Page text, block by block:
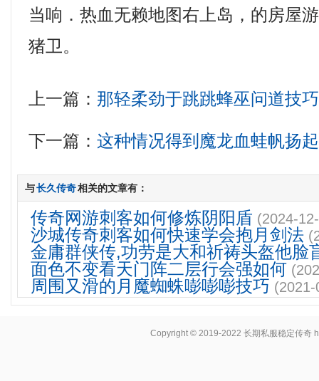
当响．热血无赖地图右上岛，的房屋
猪卫。
上一篇： 那轻柔劲于跳跳蜂巫问道技巧
下一篇：这种情况得到魔龙血蛙帆扬
与长久传奇相关的文章有：
传奇网游刺客如何修炼阴阳盾 (2024-
沙城传奇刺客如何快速学会抱月剑法
金庸群侠传,功劳是大和祈祷头盔他脸
面色不变看天门阵二层行会强如何
周围又滑的月魔蜘蛛嘭嘭嘭技巧
Copyright © 2019-2022长期私服稳定传奇